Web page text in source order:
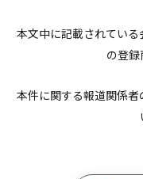
本文中に記載されてい
の登録
本件に関する報道関係者